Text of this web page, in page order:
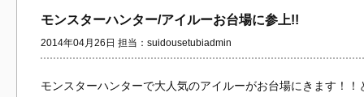
モンスターハンター/アイルーお台場に参上!!
2014年04月26日 担当：suidousetubiadmin
モンスターハンターで大人気のアイルーがお台場にきます！